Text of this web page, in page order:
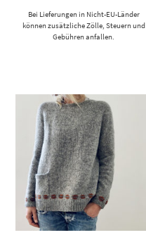
Bei Lieferungen in Nicht-EU-Länder
können zusätzliche Zölle, Steuern und
Gebühren anfallen.
Dieses Produkt weist mehrere Varianten auf. Die Optionen können auf der Produktseite gewählt werden